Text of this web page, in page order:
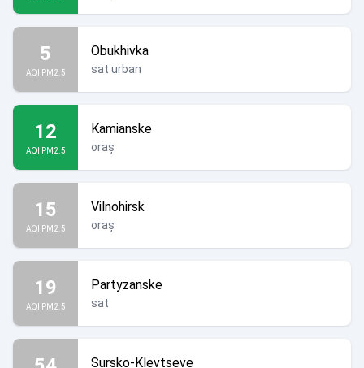
5
AQI PM2.5
Obukhivka
sat urban
12
AQI PM2.5
Kamianske
oraș
15
AQI PM2.5
Vilnohirsk
oraș
19
AQI PM2.5
Partyzanske
sat
Sursko-Klevtseve